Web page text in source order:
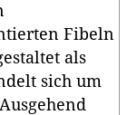
Fibeln
als
sich um